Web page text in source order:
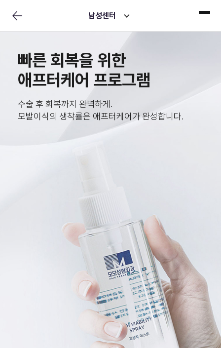
남성센터
빠른 회복을 위한
애프터케어 프로그램
수술 후 회복까지 완벽하게.
모발이식의 생착률은 애프터케어가 완성합니다.